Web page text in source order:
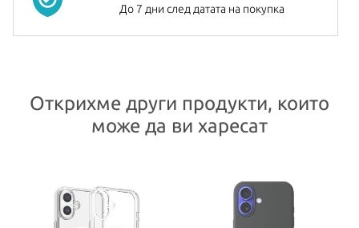
До 7 дни след датата на покупка
Открихме други продукти, които
може да ви харесат